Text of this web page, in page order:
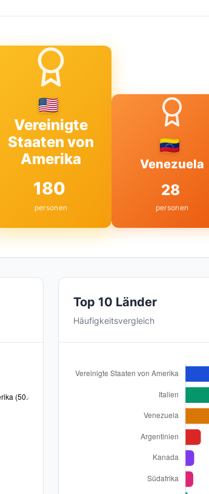
Vereinigte
Staaten von
Amerika
180
personen
Venezuela
28
personen
Top 10 Länder
Häufigkeitsvergleich